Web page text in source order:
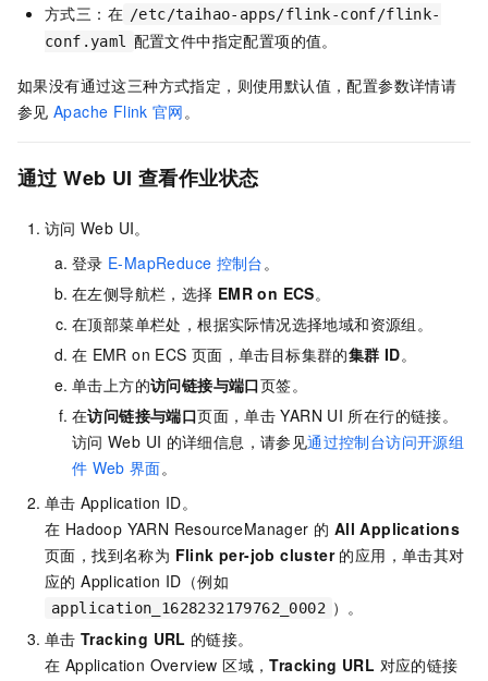
方式三：在 /etc/taihao-apps/flink-conf/flink-
conf.yaml
配置文件中指定配置项的值。
如果没有通过这三种方式指定，则使用默认值，配置参数详情请
参见 Apache Flink 官网 。
通过 Web UI 查看作业状态
访问 Web UI。
登录 E-MapReduce 控制台 。
在左侧导航栏，选择 EMR on ECS。
在顶部菜单栏处，根据实际情况选择地域和资源组 。
在 EMR on ECS 页面，单击目标集群的集群 ID。
单击上方的访问链接与端口页签。
在访问链接与端口页面，单击 YARN UI 所在行的链接。
访问 Web UI 的详细信息，请参见通过控制台访问开源组
件 Web 界面。
单击 Application ID。
在 Hadoop YARN ResourceManager 的 All Applications
页面，找到名称为 Flink per-job cluster的应用，单击其对
应的 Application ID（例如
application_1628232179762_0002 ）。
单击 Tracking URL 的链接。
在 Application Overview 区域，Tracking URL 对应的链接